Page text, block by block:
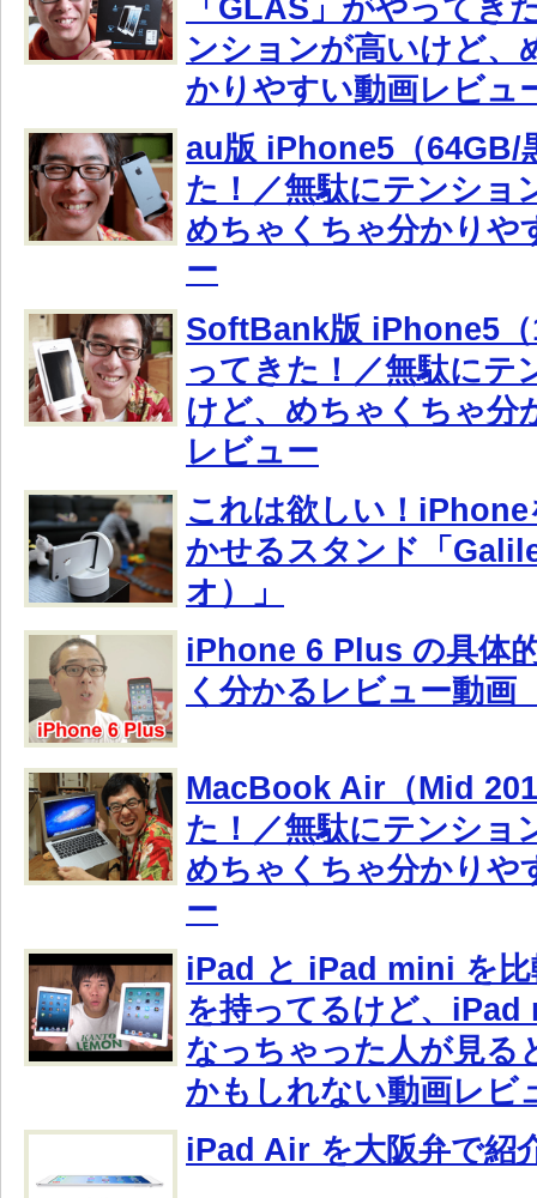
「GLAS」がやってき
ンションが高いけど、
かりやすい動画レビュ
au版 iPhone5（64GB/
た！／無駄にテンショ
めちゃくちゃ分かりや
ー
SoftBank版 iPhone5
ってきた！／無駄にテ
けど、めちゃくちゃ分
レビュー
これは欲しい！iPhone
かせるスタンド「
オ）」
iPhone 6 Plus の具体
く分かるレビュー動画
MacBook Air（Mid
た！／無駄にテンショ
めちゃくちゃ分かりや
ー
iPad と iPad mini を
を持ってるけど、
なっちゃった人が見る
かもしれない動画レビ
iPad Air を大阪弁で紹